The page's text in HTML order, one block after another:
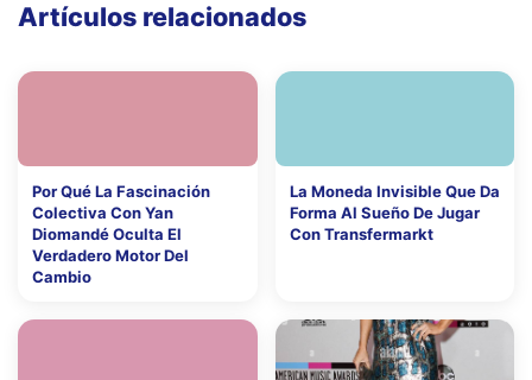
Artículos relacionados
Por Qué La Fascinación
Colectiva Con Yan
Diomandé Oculta El
Verdadero Motor Del
Cambio
La Moneda Invisible Que Da
Forma Al Sueño De Jugar
Con Transfermarkt